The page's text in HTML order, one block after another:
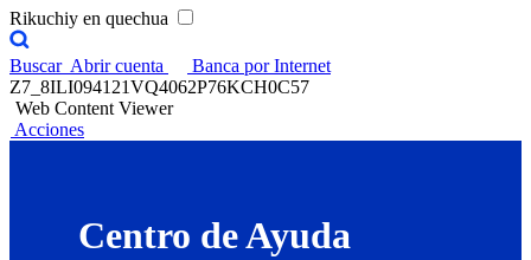
Rikuchiy en quechua
Buscar Abrir cuenta
Banca por Internet
Z7_8ILI094121VQ4062P76KCH0C57
Web Content Viewer
Acciones
Centro de Ayuda